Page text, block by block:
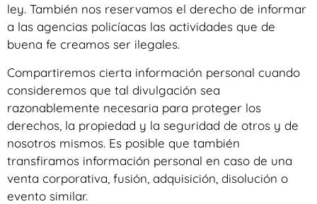
ley. También nos reservamos el derecho de informar
a las agencias policíacas las actividades que de
buena fe creamos ser ilegales.
Compartiremos cierta información personal cuando
consideremos que tal divulgación sea
razonablemente necesaria para proteger los
derechos, la propiedad y la seguridad de otros y de
nosotros mismos. Es posible que también
transfiramos información personal en caso de una
venta corporativa, fusión, adquisición, disolución o
evento similar.